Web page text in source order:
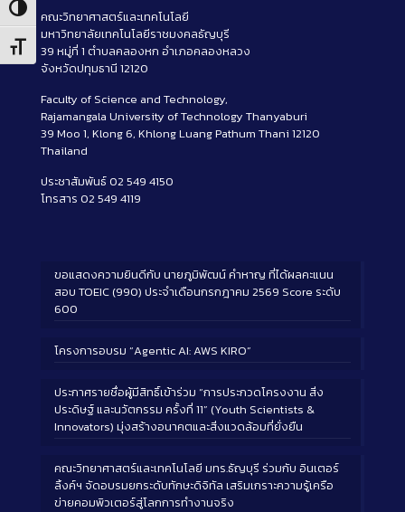
Toggle High Contrast
Toggle Font size
คณะวิทยาศาสตร์และเทคโนโลยี
มหาวิทยาลัยเทคโนโลยีราชมงคลธัญบุรี
39 หมู่ที่ 1 ตำบลคลองหก อำเภอคลองหลวง
จังหวัดปทุมธานี 12120
Faculty of Science and Technology,
Rajamangala University of Technology Thanyaburi
39 Moo 1, Klong 6, Khlong Luang Pathum Thani 12120
Thailand
ประชาสัมพันธ์ 02 549 4150
โทรสาร 02 549 4119
ขอแสดงความยินดีกับ นายภูมิพัฒน์ คำหาญ ที่ได้ผลคะแนน
สอบ TOEIC (990) ประจำเดือนกรกฎาคม 2569 Score ระดับ
600
โครงการอบรม “Agentic AI: AWS KIRO”
ประกาศรายชื่อผู้มีสิทธิ์เข้าร่วม “การประกวดโครงงาน สิ่ง
ประดิษฐ์ และนวัตกรรม ครั้งที่ 11” (Youth Scientists &
Innovators) มุ่งสร้างอนาคตและสิ่งแวดล้อมที่ยั่งยืน
คณะวิทยาศาสตร์และเทคโนโลยี มทร.ธัญบุรี ร่วมกับ อินเตอร์
ลิ้งค์ฯ จัดอบรมยกระดับทักษะดิจิทัล เสริมเกราะความรู้เครือ
ข่ายคอมพิวเตอร์สู่โลกการทำงานจริง